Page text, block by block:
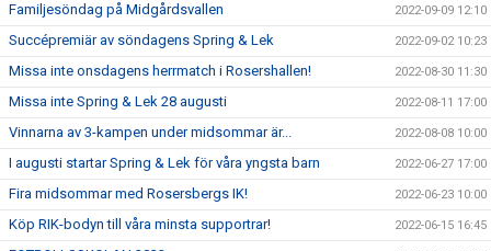
Familjesöndag på Midgårdsvallen 2022-09-09 12:10
Succépremiär av söndagens Spring & Lek 2022-09-02 10:23
Missa inte onsdagens herrmatch i Rosershallen! 2022-08-30 11:30
Missa inte Spring & Lek 28 augusti 2022-08-11 17:00
Vinnarna av 3-kampen under midsommar är... 2022-08-08 10:00
I augusti startar Spring & Lek för våra yngsta barn 2022-06-27 17:00
Fira midsommar med Rosersbergs IK! 2022-06-23 10:00
Köp RIK-bodyn till våra minsta supportrar! 2022-06-15 16:45